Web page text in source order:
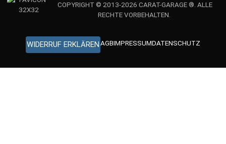
COPYRIGHT © 2013-2026 CARAT-GARAGE ®. ALLE
RECHTE VORBEHALTEN.
WIDERRUF ERKLÄREN AGBIMPRESSUMDATENSCHUTZ